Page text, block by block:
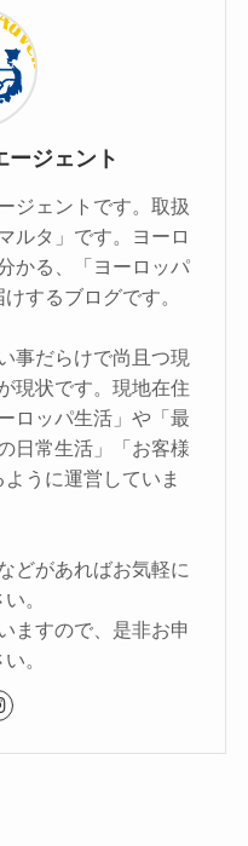
ージェント
ジェントです。取扱
ルタ」です。ヨーロ
かる、「ヨーロッパ
するブログです。
事だらけで尚且つ現
現状です。現地在住
ロッパ生活」や「最
日常生活」「お客様
うに運営していま
どがあればお気軽に
。
ますので、是非お申
。